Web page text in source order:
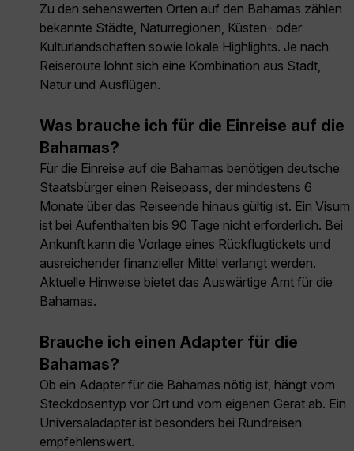
Zu den sehenswerten Orten auf den Bahamas zählen
bekannte Städte, Naturregionen, Küsten- oder
Kulturlandschaften sowie lokale Highlights. Je nach
Reiseroute lohnt sich eine Kombination aus Stadt,
Natur und Ausflügen.
Was brauche ich für die Einreise auf die
Bahamas?
Für die Einreise auf die Bahamas benötigen deutsche
Staatsbürger einen Reisepass, der mindestens 6
Monate über das Reiseende hinaus gültig ist. Ein Visum
ist bei Aufenthalten bis 90 Tage nicht erforderlich. Bei
Ankunft kann die Vorlage eines Rückflugtickets und
ausreichender finanzieller Mittel verlangt werden.
Aktuelle Hinweise bietet das Auswärtige Amt für die
Bahamas.
Brauche ich einen Adapter für die
Bahamas?
Ob ein Adapter für die Bahamas nötig ist, hängt vom
Steckdosentyp vor Ort und vom eigenen Gerät ab. Ein
Universaladapter ist besonders bei Rundreisen
empfehlenswert.